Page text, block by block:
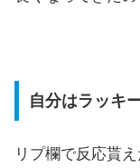
自分はラッキ
リプ欄で反応貰